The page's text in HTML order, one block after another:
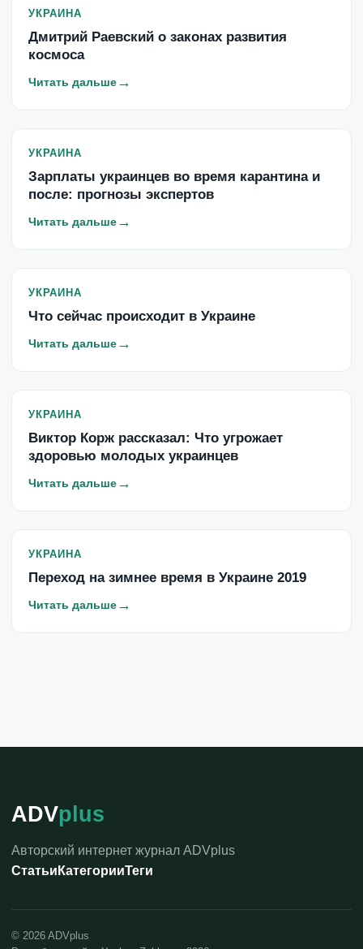
УКРАИНА
Дмитрий Раевский о законах развития
космоса
Читать дальше→
УКРАИНА
Зарплаты украинцев во время карантина и
после: прогнозы экспертов
Читать дальше→
УКРАИНА
Что сейчас происходит в Украине
Читать дальше→
УКРАИНА
Виктор Корж рассказал: Что угрожает
здоровью молодых украинцев
Читать дальше→
УКРАИНА
Переход на зимнее время в Украине 2019
Читать дальше→
ADVplus
Авторский интернет журнал ADVplus
Статьи КатегорииТеги
© 2026 ADVplus